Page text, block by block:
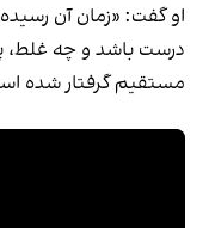
او گفت: «زمان آن
درست باشد و چه غلط،
مستقیم گرفتار شده